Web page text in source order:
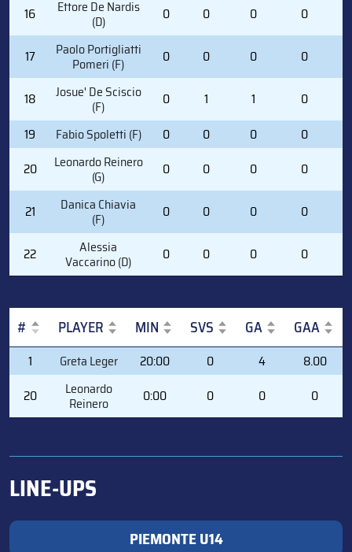
16 Ettore De Nardis
(D) 0 0 0 0
17 Paolo Portigliatti
Pomeri (F) 0 0 0 0
18 Josue' De Sciscio
(F) 0 1 1 0
19
Fabio Spoletti (F) 0 0 0 0
20
Leonardo Reinero
(G) 0 0 0 0
21 Danica Chiavia
(F) 0 0 0 0
22 Alessia
Vaccarino (D) 0 0 0 0
# PLAYER MIN SVS GA GAA
PLAYER MIN SVS GA GAA
1 Greta Leger 20:00 0 4
8.00
20
Leonardo
Reinero 0:00 0 0 0
LINE-UPS
PIEMONTE U14